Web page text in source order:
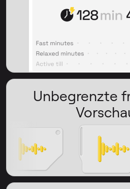
Unbegrenzte